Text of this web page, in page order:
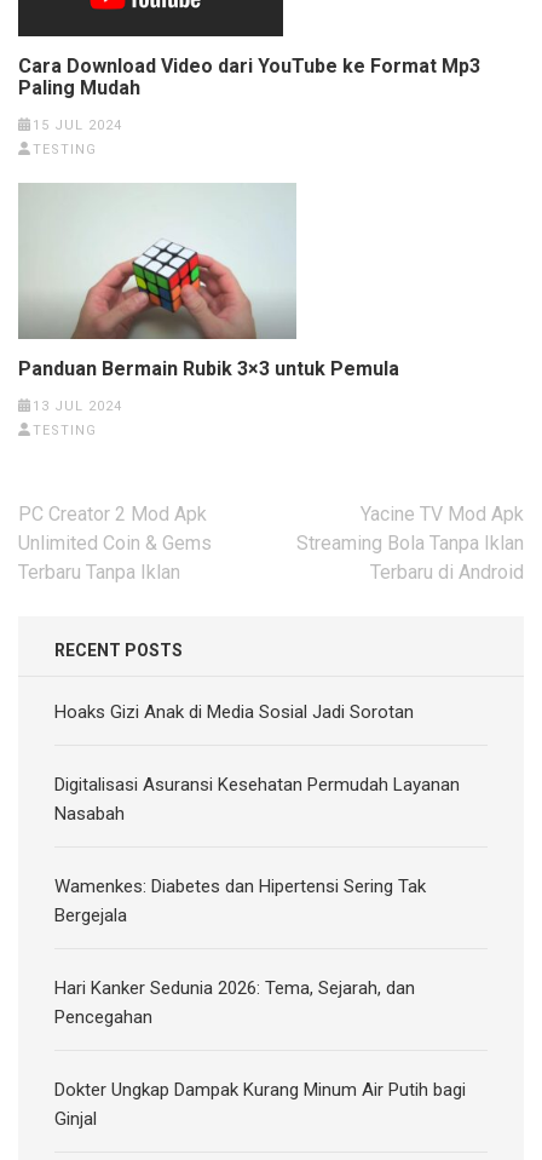
Cara Download Video dari YouTube ke Format Mp3
Paling Mudah
15 JUL 2024
TESTING
Panduan Bermain Rubik 3×3 untuk Pemula
13 JUL 2024
TESTING
Post
navigation
PC Creator 2 Mod Apk
Unlimited Coin & Gems
Terbaru Tanpa Iklan
Yacine TV Mod Apk
Streaming Bola Tanpa Iklan
Terbaru di Android
RECENT POSTS
Hoaks Gizi Anak di Media Sosial Jadi Sorotan
Digitalisasi Asuransi Kesehatan Permudah Layanan
Nasabah
Wamenkes: Diabetes dan Hipertensi Sering Tak
Bergejala
Hari Kanker Sedunia 2026: Tema, Sejarah, dan
Pencegahan
Dokter Ungkap Dampak Kurang Minum Air Putih bagi
Ginjal